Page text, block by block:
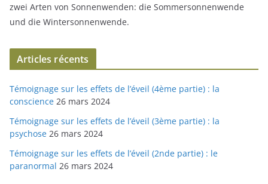
zwei Arten von Sonnenwenden: die Sommersonnenwende
und die Wintersonnenwende.
Articles récents
Témoignage sur les effets de l’éveil (4ème partie) : la
conscience 26 mars 2024
Témoignage sur les effets de l’éveil (3ème partie) : la
psychose 26 mars 2024
Témoignage sur les effets de l’éveil (2nde partie) : le
paranormal 26 mars 2024